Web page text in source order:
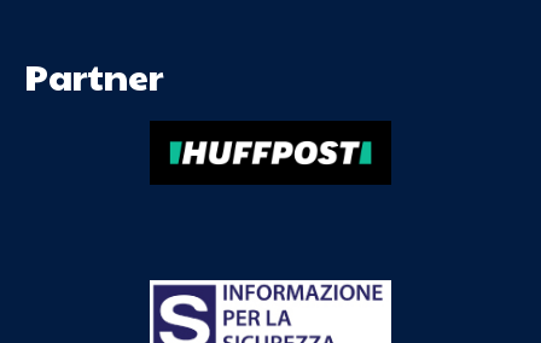
Partner